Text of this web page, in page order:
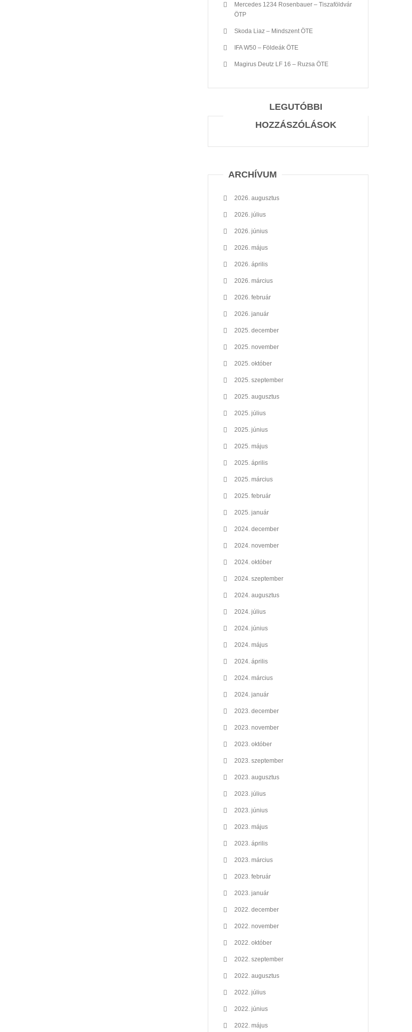
Mercedes 1234 Rosenbauer – Tiszaföldvár
ÖTP
Skoda Liaz – Mindszent ÖTE
IFA W50 – Földeák ÖTE
Magirus Deutz LF 16 – Ruzsa ÖTE
LEGUTÓBBI
HOZZÁSZÓLÁSOK
ARCHÍVUM
2026. augusztus
2026. július
2026. június
2026. május
2026. április
2026. március
2026. február
2026. január
2025. december
2025. november
2025. október
2025. szeptember
2025. augusztus
2025. július
2025. június
2025. május
2025. április
2025. március
2025. február
2025. január
2024. december
2024. november
2024. október
2024. szeptember
2024. augusztus
2024. július
2024. június
2024. május
2024. április
2024. március
2024. január
2023. december
2023. november
2023. október
2023. szeptember
2023. augusztus
2023. július
2023. június
2023. május
2023. április
2023. március
2023. február
2023. január
2022. december
2022. november
2022. október
2022. szeptember
2022. augusztus
2022. július
2022. június
2022. május